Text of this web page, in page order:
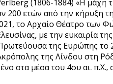
(1806-1884) «Η μάχη
200 ετών από την κήρυξη
το Αρχαίο Θέατρο των
με την ευκαιρία
της Ευρώπης το
της Λίνδου στη
στα μέσα του 4ου αι. π.Χ.,